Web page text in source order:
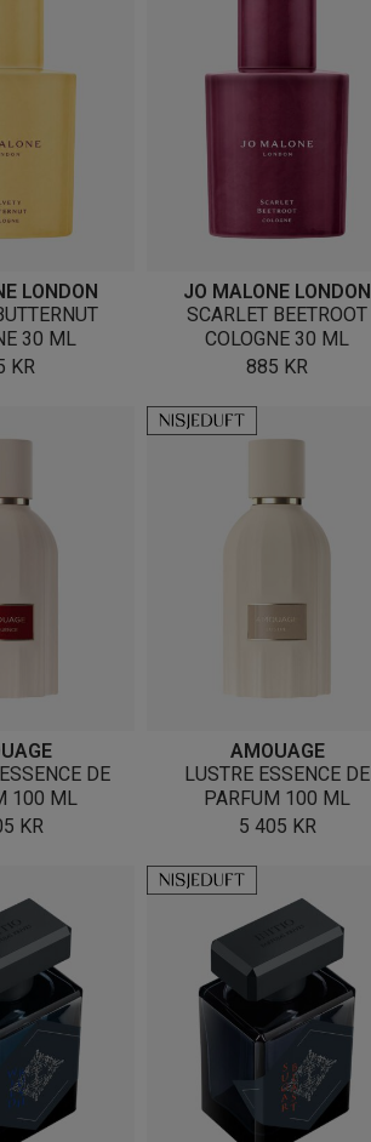
LONDON
30 ML
KR
JO MALONE LONDON
SCARLET BEETROOT
COLOGNE 30 ML
885 KR
DE
100 ML
KR
AMOUAGE
LUSTRE ESSENCE DE
PARFUM 100 ML
5 405 KR